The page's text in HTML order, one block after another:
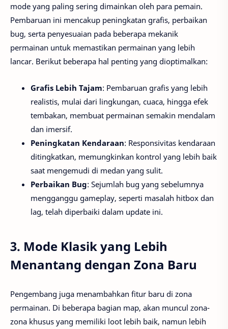
mode yang paling sering dimainkan oleh para pemain.
Pembaruan ini mencakup peningkatan grafis, perbaikan
bug, serta penyesuaian pada beberapa mekanik
permainan untuk memastikan permainan yang lebih
lancar. Berikut beberapa hal penting yang dioptimalkan:
Grafis Lebih Tajam: Pembaruan grafis yang lebih
realistis, mulai dari lingkungan, cuaca, hingga efek
tembakan, membuat permainan semakin mendalam
dan imersif.
Peningkatan Kendaraan: Responsivitas kendaraan
ditingkatkan, memungkinkan kontrol yang lebih baik
saat mengemudi di medan yang sulit.
Perbaikan Bug: Sejumlah bug yang sebelumnya
mengganggu gameplay, seperti masalah hitbox dan
lag, telah diperbaiki dalam update ini.
3. Mode Klasik yang Lebih
Menantang dengan Zona Baru
Pengembang juga menambahkan fitur baru di zona
permainan. Di beberapa bagian map, akan muncul zona-
zona khusus yang memiliki loot lebih baik, namun lebih